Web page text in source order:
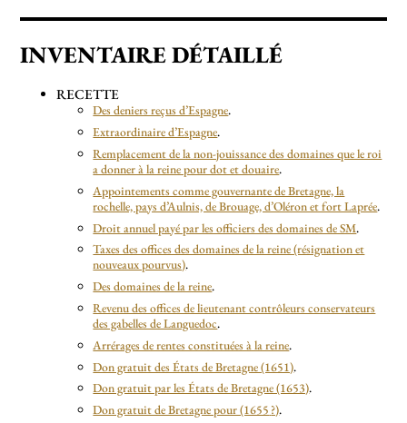
INVENTAIRE DÉTAILLÉ
RECETTE
Des deniers reçus d’Espagne.
Extraordinaire d’Espagne.
Remplacement de la non-jouissance des domaines que le roi
a donner à la reine pour dot et douaire.
Appointements comme gouvernante de Bretagne, la
rochelle, pays d’Aulnis, de Brouage, d’Oléron et fort Laprée.
Droit annuel payé par les officiers des domaines de SM.
Taxes des offices des domaines de la reine (résignation et
nouveaux pourvus).
Des domaines de la reine.
Revenu des offices de lieutenant contrôleurs conservateurs
des gabelles de Languedoc.
Arrérages de rentes constituées à la reine.
Don gratuit des États de Bretagne (1651).
Don gratuit par les États de Bretagne (1653).
Don gratuit de Bretagne pour (1655 ?).